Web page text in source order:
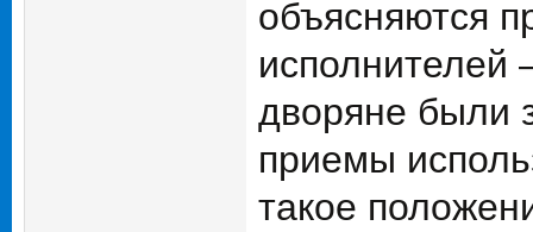
объясняются
исполнителей
дворяне были
приемы
такое